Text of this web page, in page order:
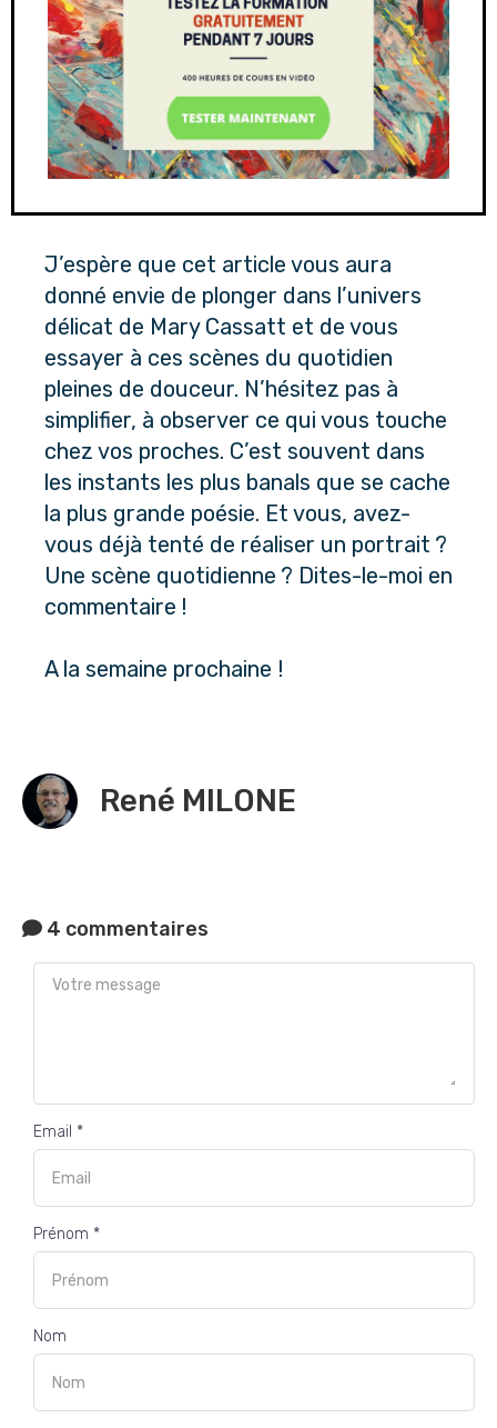
J’espère que cet article vous aura
donné envie de plonger dans l’univers
délicat de Mary Cassatt et de vous
essayer à ces scènes du quotidien
pleines de douceur. N’hésitez pas à
simplifier, à observer ce qui vous touche
chez vos proches. C’est souvent dans
les instants les plus banals que se cache
la plus grande poésie. Et vous, avez-
vous déjà tenté de réaliser un portrait ?
Une scène quotidienne ? Dites-le-moi en
commentaire !
A la semaine prochaine !
René MILONE
4 commentaires
Email *
Prénom *
Nom